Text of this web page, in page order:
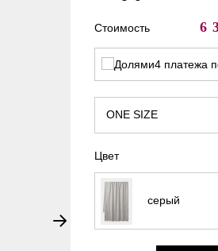
Стоимость 6
4 платежа
ONE SIZE
Цвет
серый